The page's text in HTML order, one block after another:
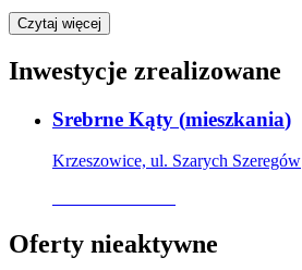
Czytaj więcej
Inwestycje zrealizowane
Srebrne Kąty (mieszkania)
Krzeszowice, ul. Szarych Szeregów
Oferty nieaktywne